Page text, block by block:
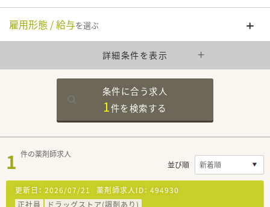
雇用形態 / 給与を選ぶ
詳細条件を表示
条件に合う求人
1件を検索する
1 件の薬剤師求人
並び順
更新日： 2026/07/21 薬剤師求人ID： 494930
正社員
ドラッグストア(調剤あり)